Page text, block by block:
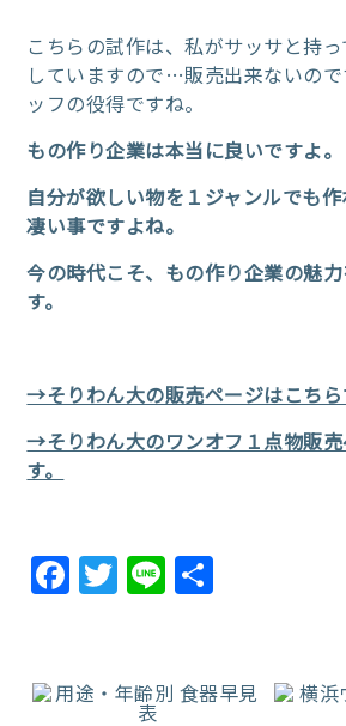
こちらの試作は、私がサッサと持
していますので…販売出来ないの
ッフの役得ですね。
もの作り企業は本当に良いですよ。
自分が欲しい物を１ジャンルでも
凄い事ですよね。
今の時代こそ、もの作り企業の魅
す。
→そりわん大の販売ページはこちら
→そりわん大のワンオフ１点物販
す。
FacebookTwitterLine